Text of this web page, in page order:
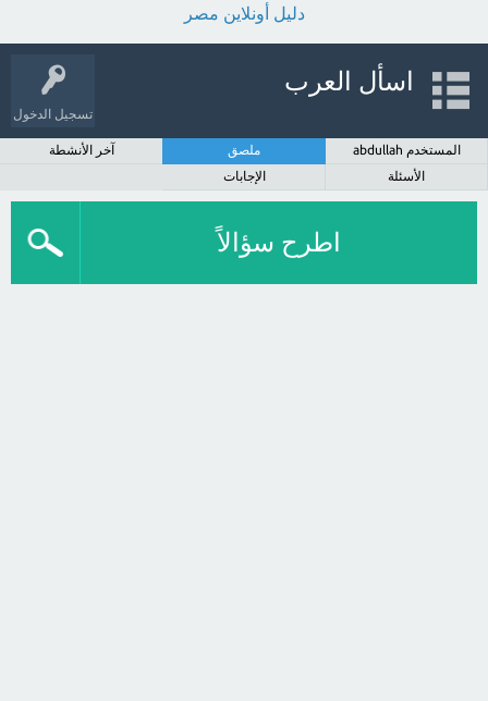
دليل أونلاين مصر
تسجيل الدخول
اسأل العرب
المستخدم abdullah ملصق
آخر الأنشطة
الأسئلة
الإجابات
اطرح سؤالاً